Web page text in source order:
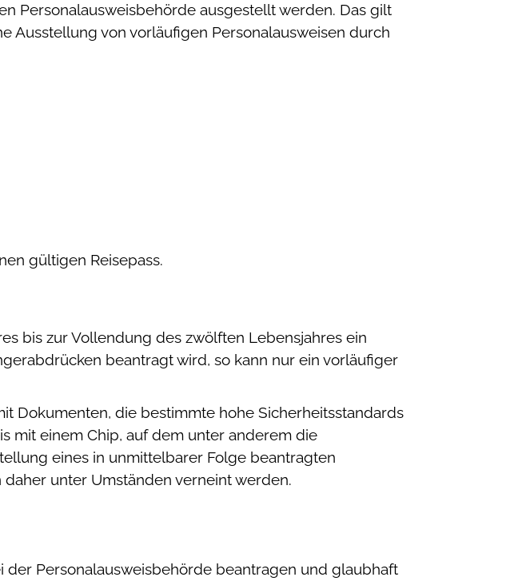
Personalausweisbehörde ausgestellt werden. Das gilt
Ausstellung von vorläufigen Personalausweisen durch
gültigen Reisepass.
bis zur Vollendung des zwölften Lebensjahres ein
beantragt wird, so kann nur ein vorläufiger
Dokumenten, die bestimmte hohe Sicherheitsstandards
mit einem Chip, auf dem unter anderem die
eines in unmittelbarer Folge beantragten
unter Umständen verneint werden.
Personalausweisbehörde beantragen und glaubhaft